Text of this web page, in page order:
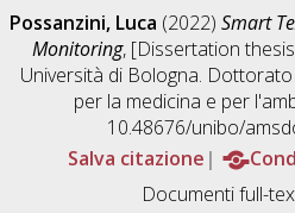
Possanzini, Luca (2022)Smart
Monitoring, [Dissertation
Università di Bologna.
per la medicina e per
10.48676/unibo/
Salva citazione
Documenti full-